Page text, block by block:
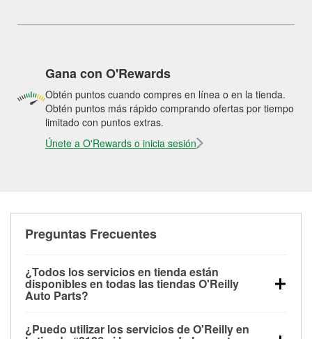
Gana con O'Rewards
Obtén puntos cuando compres en línea o en la tienda.
Obtén puntos más rápido comprando ofertas por tiempo
limitado con puntos extras.
Únete a O'Rewards o inicia sesión
Preguntas Frecuentes
¿Todos los servicios en tienda están
disponibles en todas las tiendas O'Reilly
Auto Parts?
las pruebas de batería, pruebas de alternador y
¿Puedo utilizar los servicios de O'Reilly en